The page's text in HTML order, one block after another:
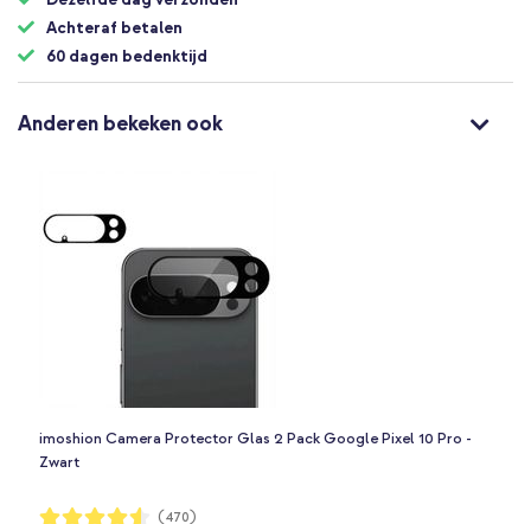
Achteraf betalen
60 dagen bedenktijd
Anderen bekeken ook
imoshion Camera Protector Glas 2 Pack Google Pixel 10 Pro -
Zwart
Waardering:
(470)